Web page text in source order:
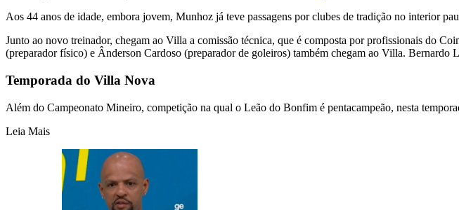
Aos 44 anos de idade, embora jovem, Munhoz já teve passagens por clubes de tradição no interior
Junto ao novo treinador, chegam ao Villa a comissão técnica, que é composta por profissionais do
(preparador físico) e Ânderson Cardoso (preparador de goleiros) também chegam ao Villa. Bernardo
Temporada do Villa Nova
Além do Campeonato Mineiro, competição na qual o Leão do Bonfim é pentacampeão, nesta
Leia Mais